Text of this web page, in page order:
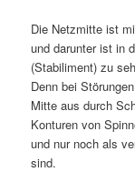
Die Netzmitte ist
und darunter ist in
(Stabiliment) zu
Denn bei
Mitte aus durch
Konturen von
und nur noch als
sind.